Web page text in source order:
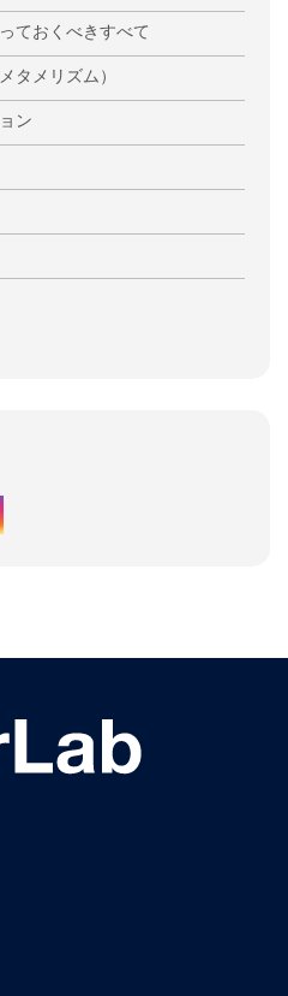
ておくべきすべて
タメリズム）
ン
on X (formerly Twitter)
us on Instagram